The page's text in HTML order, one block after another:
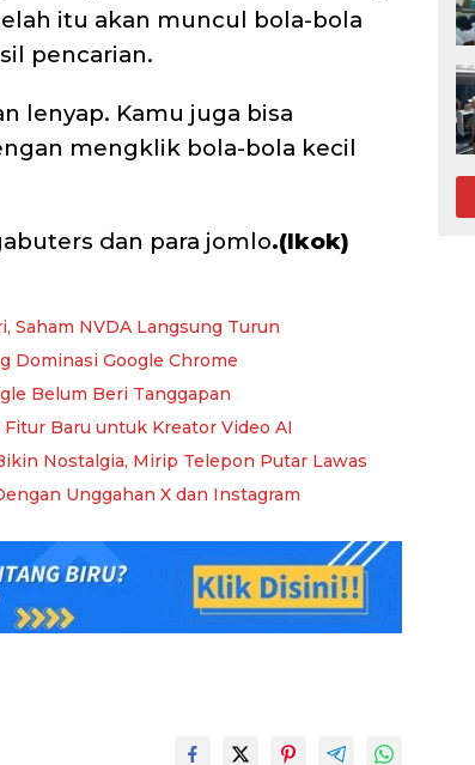
itu akan muncul bola-bola
pencarian.
lenyap. Kamu juga bisa
mengklik bola-bola kecil
dan para jomlo.(Ikok)
Saham NVDA Langsung Turun
Dominasi Google Chrome
Belum Beri Tanggapan
Baru untuk Kreator Video AI
Nostalgia, Mirip Telepon Putar Lawas
Unggahan X dan Instagram